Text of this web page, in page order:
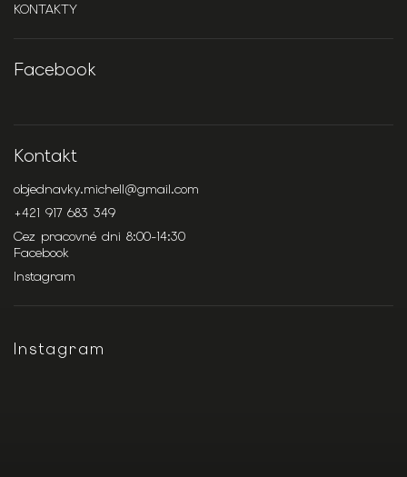
KONTAKTY
Facebook
Kontakt
objednavky.michell@gmail.com
+421 917 683 349
Cez pracovné dni 8:00-14:30
Facebook
Instagram
Instagram